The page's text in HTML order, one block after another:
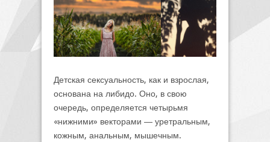
Детская сексуальность, как и взрослая,
основана на либидо. Оно, в свою
очередь, определяется четырьмя
«нижними» векторами ― уретральным,
кожным, анальным, мышечным.